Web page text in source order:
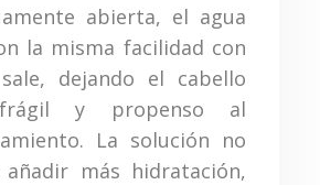
abierta, el agua
la misma facilidad con
dejando el cabello
y propenso al
La solución no
más hidratación,